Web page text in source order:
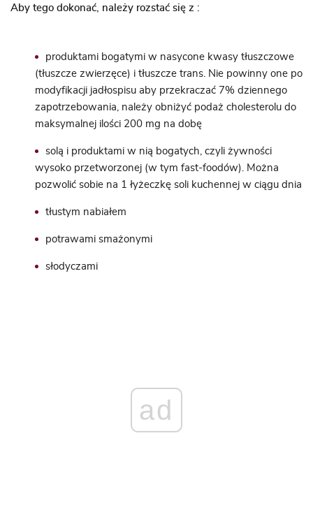
Aby tego dokonać, należy rozstać się z :
produktami bogatymi w nasycone kwasy tłuszczowe
(tłuszcze zwierzęce) i tłuszcze trans. Nie powinny one po
modyfikacji jadłospisu aby przekraczać 7% dziennego
zapotrzebowania, należy obniżyć podaż cholesterolu do
maksymalnej ilości 200 mg na dobę
solą i produktami w nią bogatych, czyli żywności
wysoko przetworzonej (w tym fast-foodów). Można
pozwolić sobie na 1 łyżeczkę soli kuchennej w ciągu dnia
tłustym nabiałem
potrawami smażonymi
słodyczami
ad